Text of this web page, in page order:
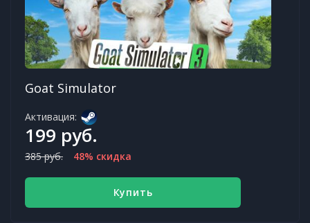
Goat Simulator
Активация:
199 руб.
385 руб. 48% скидка
Купить